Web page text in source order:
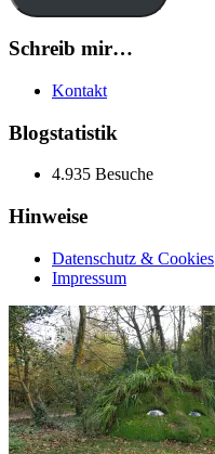
Schreib mir…
Kontakt
Blogstatistik
4.935 Besuche
Hinweise
Datenschutz & Cookies
Impressum